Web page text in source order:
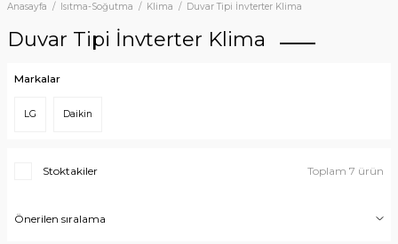
Anasayfa Isıtma-Soğutma Klima Duvar Tipi İnvterter Klima
Duvar Tipi İnvterter Klima
Markalar
LG Daikin
Stoktakiler Toplam 7 ürün